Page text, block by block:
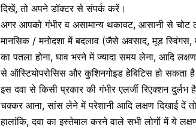
दिखें, तो अपने डॉक्टर से संपर्क करें।
अगर आपको गंभीर व असामान्य थकावट, आसानी से चोट
मानसिक / मनोदशा में बदलाव (जैसे अवसाद, मूड स्विंगस,
का पतला होना, घाव भरने में ज्यादा समय लेना, आदि
से ऑस्टियोपरोसिस और कुशिनगोइड हेबिटिस हो सकता
इस दवा से किसी प्रकार की गंभीर एलर्जी रिएक्शन
चक्कर आना, सांस लेने में परेशानी आदि लक्षण दिखाई दें तो
हालांकि, दवा का इस्तेमाल करने वाले सभी लोगों में ये